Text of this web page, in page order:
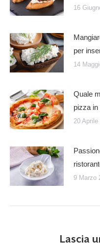
16
per
14
Quale
pizza
20 Aprile
9 Marzo
Lascia